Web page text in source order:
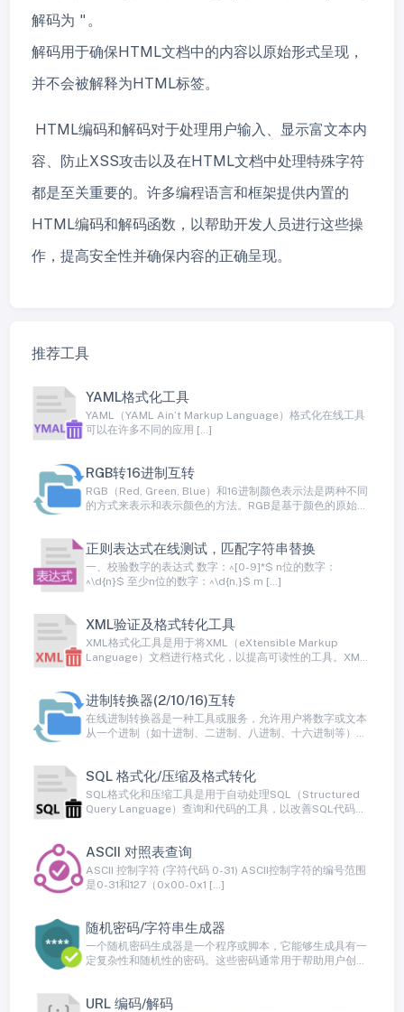
解码为 " 。
解码用于确保HTML文档中的内容以原始形式呈现，
并不会被解释为HTML标签。
HTML编码和解码对于处理用户输入、显示富文本内
容、防止XSS攻击以及在HTML文档中处理特殊字符
都是至关重要的。许多编程语言和框架提供内置的
HTML编码和解码函数，以帮助开发人员进行这些操
作，提高安全性并确保内容的正确呈现。
推荐工具
YAML格式化工具
YAML（YAML Ain’t Markup Language）格式化在线工具
可以在许多不同的应用 […]
RGB转16进制互转
RGB（Red, Green, Blue）和16进制颜色表示法是两种不同
的方式来表示和表示颜色的方法。RGB是基于颜色的原始
正则表达式在线测试，匹配字符串替换
一、校验数字的表达式 数字：^[0-9]*$ n位的数字：
^\d{n}$ 至少n位的数字：^\d{n,}$ m […]
XML验证及格式转化工具
XML格式化工具是用于将XML（eXtensible Markup
Language）文档进行格式化，以提高可读性的工具。XML
加缩进、换行和合适的空格来使其更易于阅读和理解。
进制转换器(2/10/16)互转
在线进制转换器是一种工具或服务，允许用户将数字或文本
从一个进制（如十进制、二进制、八进制、十六进制等）转
同进制的表示方式时
SQL 格式化/压缩及格式转化
SQL格式化和压缩工具是用于自动处理SQL（Structured
Query Language）查询和代码的工具，以改善SQL代码的
ASCII 对照表查询
ASCII 控制字符 (字符代码 0-31) ASCII控制字符的编号范围
是0-31和127（0x00-0x1 […]
随机密码/字符串生成器
一个随机密码生成器是一个程序或脚本，它能够生成具有一
定复杂性和随机性的密码。这些密码通常用于帮助用户创建
URL 编码/解码